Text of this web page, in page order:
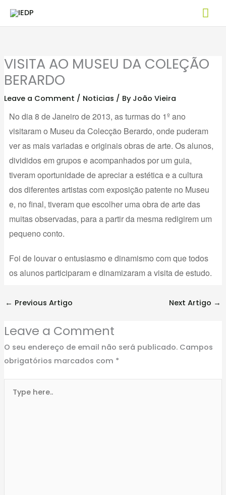
VISITA AO MUSEU DA COLEÇÃO
BERARDO
Leave a Comment / Noticias / By João Vieira
No dia 8 de Janeiro de 2013, as turmas do 1º ano
visitaram o Museu da Colecção Berardo, onde puderam
ver as mais variadas e originais obras de arte. Os alunos,
divididos em grupos e acompanhados por um guia,
tiveram oportunidade de apreciar a estética e a cultura
dos diferentes artistas com exposição patente no Museu
e, no final, tiveram que escolher uma obra de arte das
muitas observadas, para a partir da mesma redigirem um
pequeno conto.
Foi de louvar o entusiasmo e dinamismo com que todos
os alunos participaram e dinamizaram a visita de estudo.
← Previous Artigo Next Artigo →
Leave a Comment
O seu endereço de email não será publicado. Campos
obrigatórios marcados com *
here..